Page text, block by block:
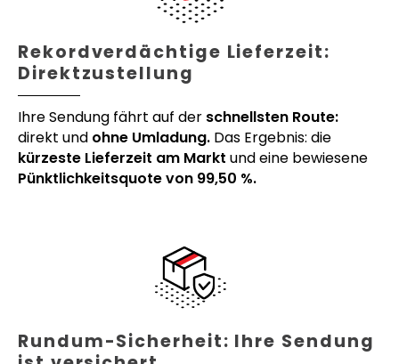
Rekordverdächtige Lieferzeit:
Direktzustellung
Ihre Sendung fährt auf der schnellsten Route:
direkt und ohne Umladung. Das Ergebnis: die
kürzeste Lieferzeit am Markt und eine bewiesene
Pünktlichkeitsquote von 99,50 %.
Rundum-Sicherheit: Ihre Sendung